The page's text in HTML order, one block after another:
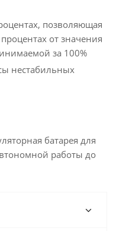
позволяющая
от значения
за 100%
нестабильных
батарея для
работы до